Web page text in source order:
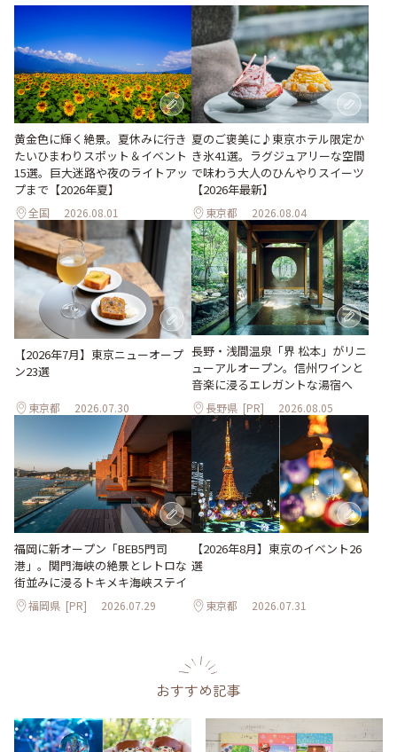
黄金色に輝く絶景。夏休みに行き
たいひまわりスポット＆イベント
15選。巨大迷路や夜のライトアッ
プまで【2026年夏】
全国 2026.08.01
夏のご褒美に♪東京ホテル限定か
き氷41選。ラグジュアリーな空間
で味わう大人のひんやりスイーツ
【2026年最新】
東京都 2026.08.04
【2026年7月】東京ニューオープ
ン23選
東京都 2026.07.30
長野・浅間温泉「界 松本」がリニ
ューアルオープン。信州ワインと
音楽に浸るエレガントな湯宿へ
長野県 [PR] 2026.08.05
福岡に新オープン「BEB5門司
港」。関門海峡の絶景とレトロな
街並みに浸るトキメキ海峡ステイ
福岡県 [PR] 2026.07.29
【2026年8月】東京のイベント26
選
東京都 2026.07.31
おすすめ記事